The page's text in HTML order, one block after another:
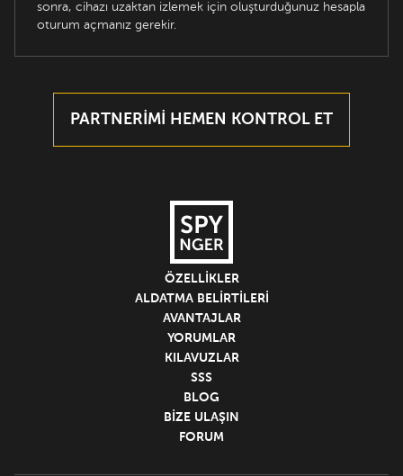
sonra, cihazı uzaktan izlemek için oluşturduğunuz hesapla
oturum açmanız gerekir.
PARTNERİMİ HEMEN KONTROL ET
ÖZELLIKLER
ALDATMA BELIRTILERI
AVANTAJLAR
YORUMLAR
KILAVUZLAR
SSS
BLOG
BIZE ULAŞIN
FORUM